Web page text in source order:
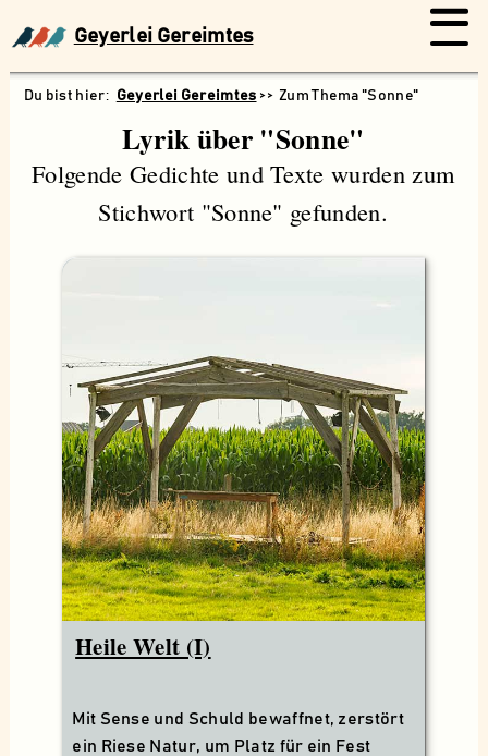
Geyerlei Gereimtes
Suchen
Geyerlei Gereimtes Zum Thema "Sonne"
Lyrik über "Sonne"
Folgende Gedichte und Texte wurden zum
Stichwort "Sonne" gefunden.
Heile Welt (I)
Mit Sense und Schuld bewaffnet, zerstört
ein Riese Natur, um Platz für ein Fest